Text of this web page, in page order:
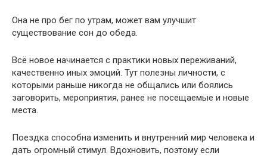
Она не про бег по утрам, может вам улучшит
существование сон до обеда.
Всё новое начинается с практики новых переживаний,
качественно иных эмоций. Тут полезны личности, с
которыми раньше никогда не общались или боялись
заговорить, мероприятия, ранее не посещаемые и новые
места.
Поездка способна изменить и внутренний мир человека и
дать огромный стимул. Вдохновить, поэтому если